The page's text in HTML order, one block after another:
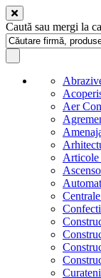
Caută sau mergi la
Aer
Articole